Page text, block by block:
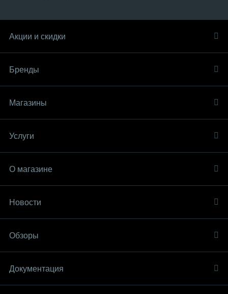
Акции и скидки
Бренды
Магазины
Услуги
О магазине
Новости
Обзоры
Документация